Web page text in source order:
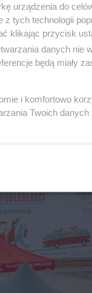
urządzenia do
tych technologii
klikając przycisk
danych nie
będą miały
i komfortowo
Twoich